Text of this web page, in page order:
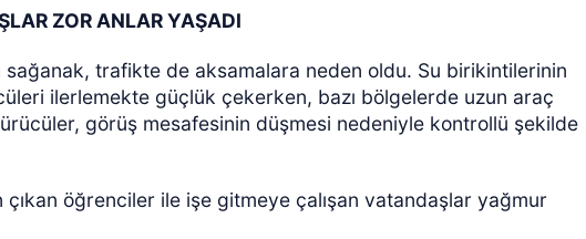
ZOR ANLAR YAŞADI
trafikte de aksamalara neden oldu. Su birikintilerinin
ilerlemekte güçlük çekerken, bazı bölgelerde uzun araç
görüş mesafesinin düşmesi nedeniyle kontrollü şekilde
öğrenciler ile işe gitmeye çalışan vatandaşlar yağmur